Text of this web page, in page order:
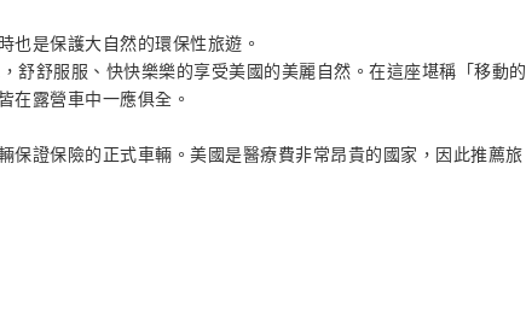
也是保護大自然的環保性旅遊。
舒舒服服、快快樂樂的享受美國的美麗自然。在這座堪稱「移動的
在露營車中一應俱全。
保證保險的正式車輛。美國是醫療費非常昂貴的國家，因此推薦旅